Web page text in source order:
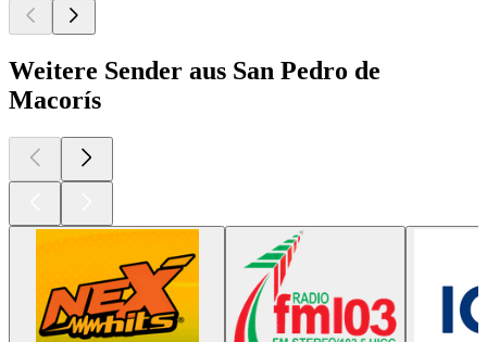
Weitere Sender aus San Pedro de
Macorís